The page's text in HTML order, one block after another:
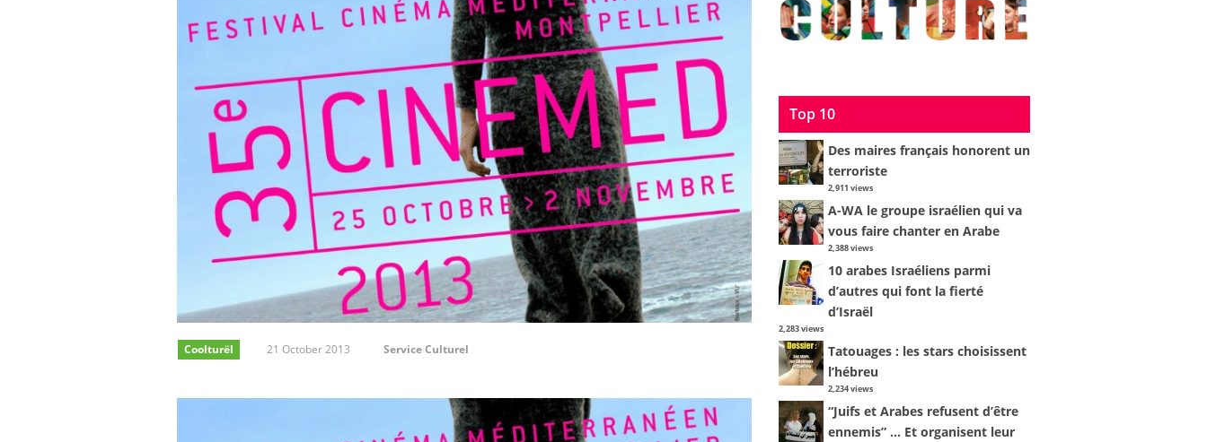
Coolturël 21 October 2013 Service Culturel
Top 10
Des maires français honorent un
terroriste
2,911 views
A-WA le groupe israélien qui va
vous faire chanter en Arabe
2,388 views
10 arabes Israéliens parmi
d’autres qui font la fierté
d’Israël
2,283 views
Tatouages : les stars choisissent
l’hébreu
2,234 views
“Juifs et Arabes refusent d’être
ennemis” … Et organisent leur